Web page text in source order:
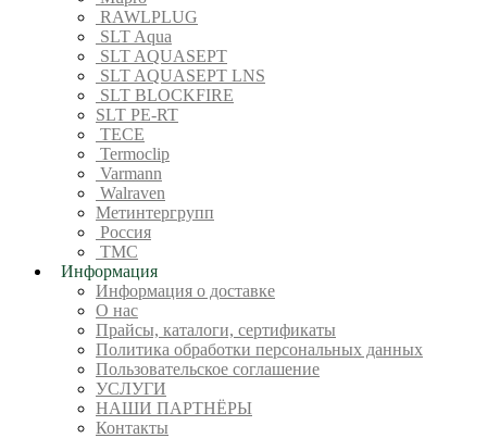
RAWLPLUG
SLT Aqua
SLT AQUASEPT
SLT AQUASEPT LNS
SLT BLOCKFIRE
SLT PE-RT
TECE
Termoclip
Varmann
Walraven
Метинтергрупп
Россия
ТМС
Информация
Информация о доставке
О нас
Прайсы, каталоги, сертификаты
Политика обработки персональных данных
Пользовательское соглашение
УСЛУГИ
НАШИ ПАРТНЁРЫ
Контакты